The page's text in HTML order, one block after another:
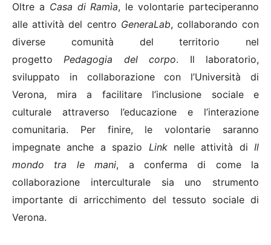
Oltre a Casa di Ramìa, le volontarie parteciperanno
alle attività del centro GeneraLab, collaborando con
diverse comunità del territorio nel
progettoPedagogia del corpo. Il laboratorio,
sviluppato in collaborazione con l’Università di
Verona, mira a facilitare l’inclusione sociale e
culturale attraverso l’educazione e l’interazione
comunitaria. Per finire, le volontarie saranno
impegnate anche a spazio Linknelle attività di Il
mondo tra le mani, a conferma di come la
collaborazione interculturale sia uno strumento
importante di arricchimento del tessuto sociale di
Verona.